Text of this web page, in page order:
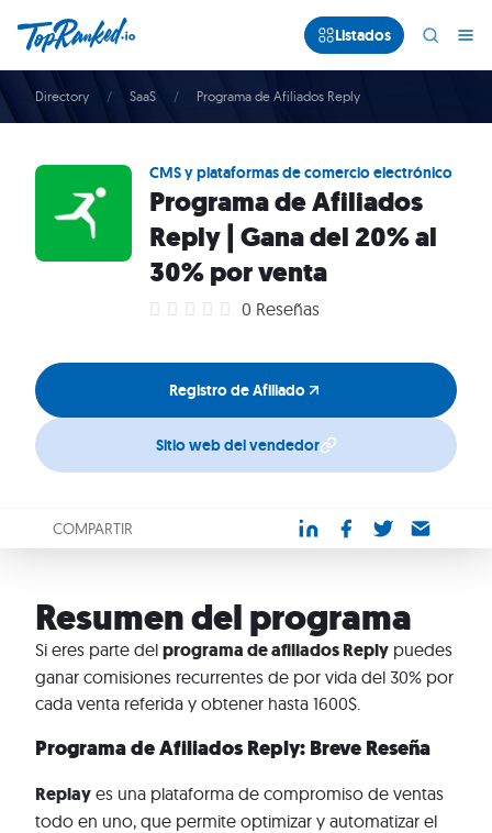
Listados
Directory SaaS Programa de Afiliados Reply
CMS y plataformas de comercio electrónico
Programa de Afiliados
Reply | Gana del 20% al
30% por venta
0 Reseñas
Registro de Afiliado
Sitio web del vendedor
COMPARTIR
Resumen del programa
Si eres parte del programa de afiliados Reply puedes
ganar comisiones recurrentes de por vida del 30% por
cada venta referida y obtener hasta 1600$.
Programa de Afiliados Reply: Breve Reseña
Replay es una plataforma de compromiso de ventas
todo en uno, que permite optimizar y automatizar el